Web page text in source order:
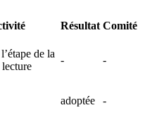
Résultat Comité
de la
- -
adoptée -